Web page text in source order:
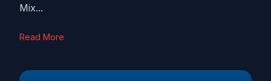
Mix...
Read More